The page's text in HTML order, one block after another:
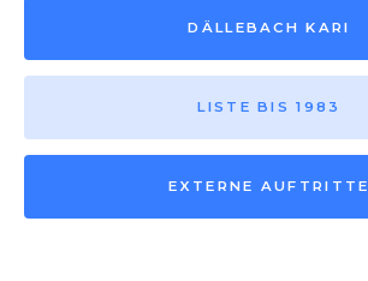
DÄLLEBACH KARI
LISTE BIS 1983
EXTERNE AUFTRITTE